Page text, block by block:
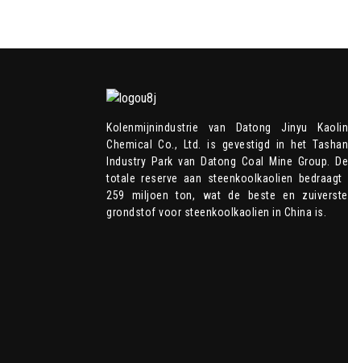
Kolenmijnindustrie van Datong Jinyu Kaolin
Chemical Co., Ltd. is gevestigd in het Tashan
Industry Park van Datong Coal Mine Group. De
totale reserve aan steenkoolkaolien bedraagt ​​
259 miljoen ton, wat de beste en zuiverste
grondstof voor steenkoolkaolien in China is.